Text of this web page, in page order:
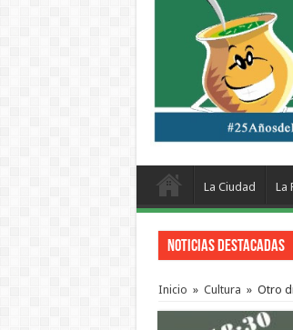
La Ciudad La
Noticias Destacadas
Inicio » Cultura » Otro